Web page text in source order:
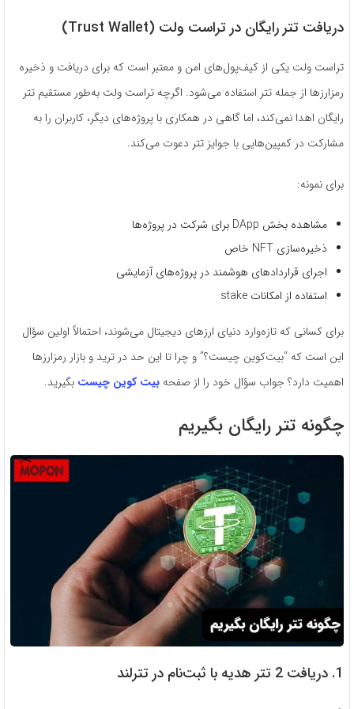
دریافت تتر رایگان در تراست ولت (Trust Wallet)
تراست ولت یکی از کیف‌پول‌های امن و معتبر است که برای دریافت و ذخیره
رمزارزها از جمله تتر استفاده می‌شود. اگرچه تراست ولت به‌طور مستقیم تتر
رایگان اهدا نمی‌کند، اما گاهی در همکاری با پروژه‌های دیگر، کاربران را به
مشارکت در کمپین‌هایی با جوایز تتر دعوت می‌کند.
برای نمونه:
مشاهده بخش DApp برای شرکت در پروژه‌ها
ذخیره‌سازی NFT خاص
اجرای قراردادهای هوشمند در پروژه‌های آزمایشی
استفاده از امکانات stake
برای کسانی که تازه‌وارد دنیای ارزهای دیجیتال می‌شوند، احتمالاً اولین سؤال
این است که “بیت‌کوین چیست؟” و چرا تا این حد در ترید و بازار رمزارزها
اهمیت دارد؟ جواب سؤال خود را از صفحه بیت کوین چیست بگیرید.
چگونه تتر رایگان بگیریم
1. دریافت 2 تتر هدیه با ثبت‌نام در تترلند